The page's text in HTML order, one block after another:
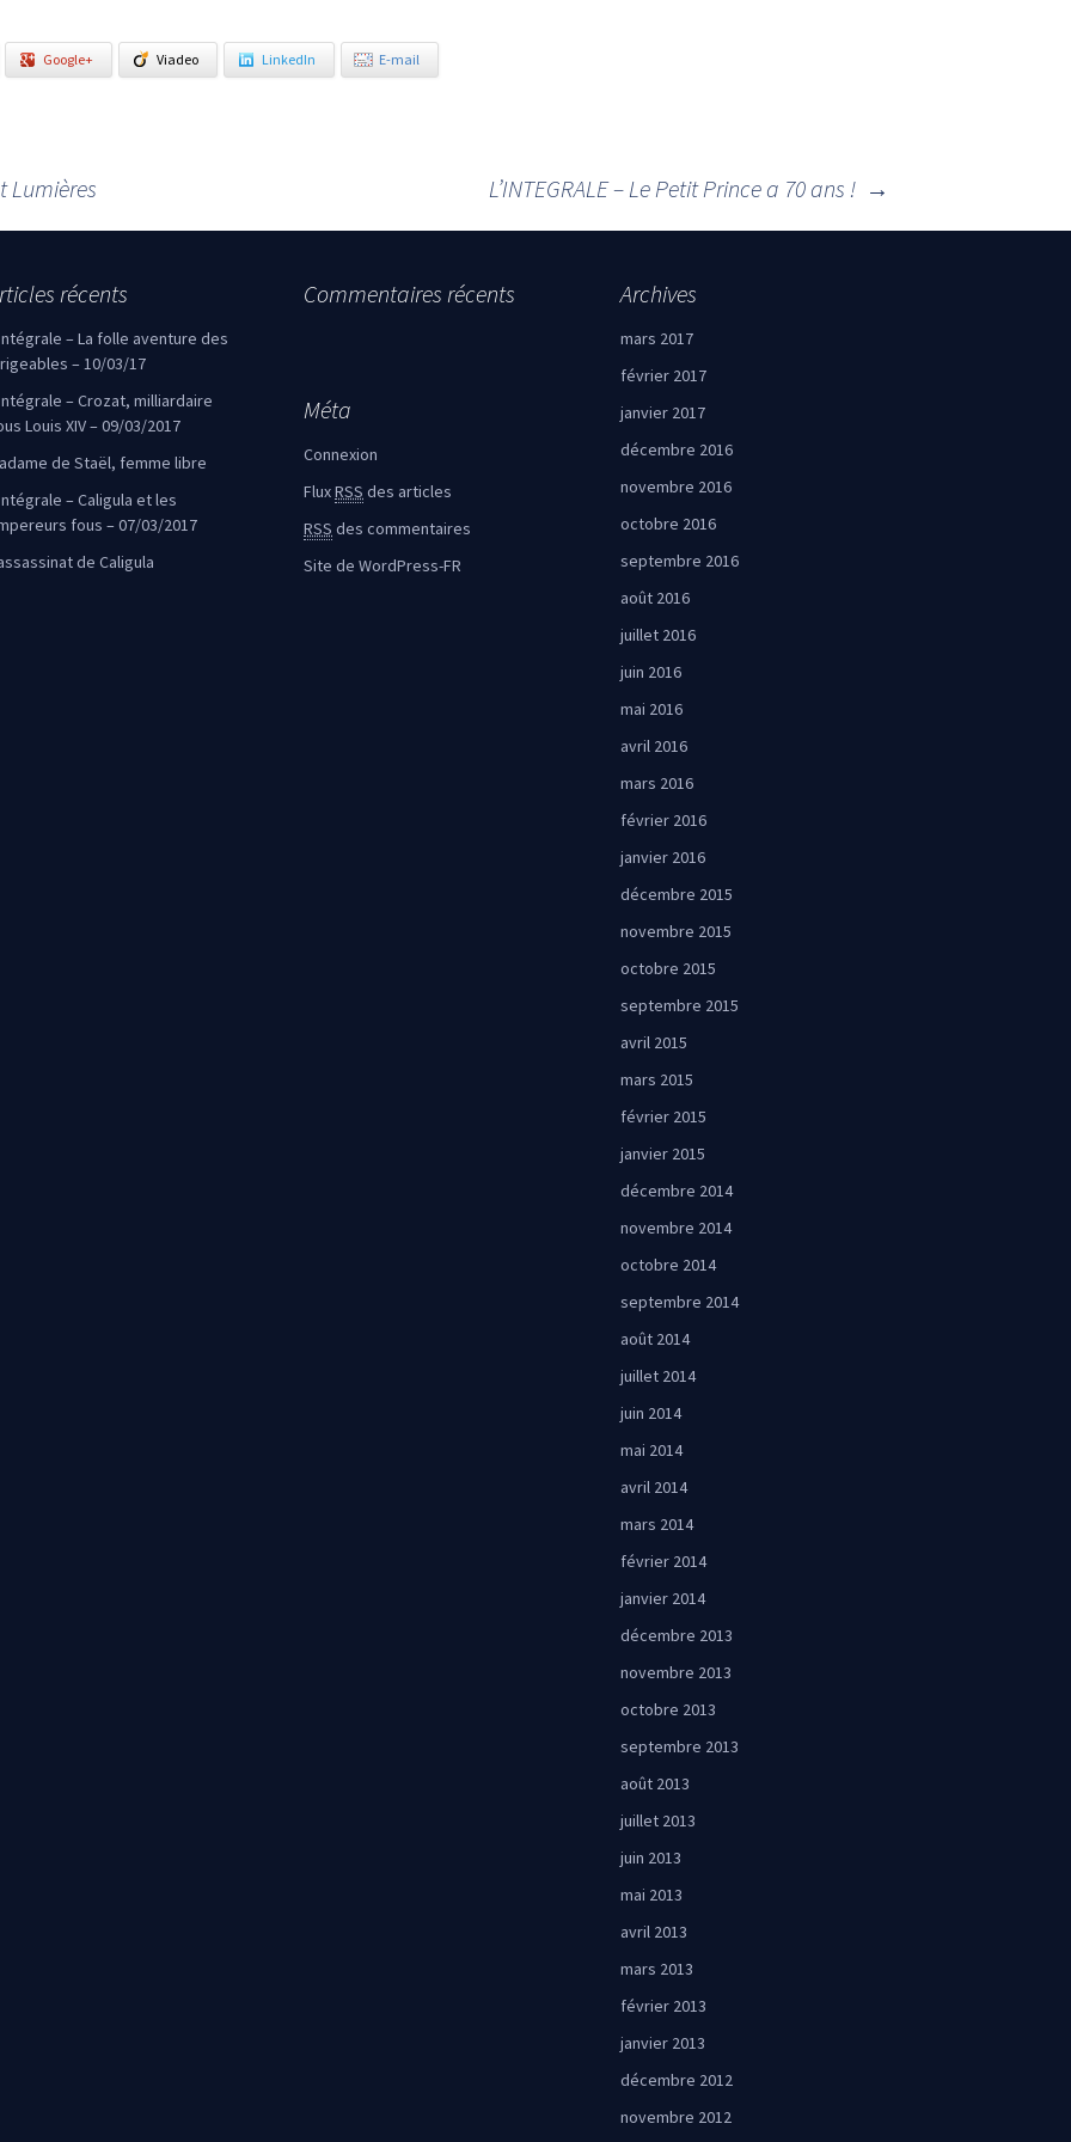
Google+ Viadeo LinkedIn E-mail
Lumières L’INTEGRALE – Le Petit Prince a 70 ans ! →
récents
– La folle aventure des
– 10/03/17
– Crozat, milliardaire
Louis XIV – 09/03/2017
de Staël, femme libre
– Caligula et les
fous – 07/03/2017
de Caligula
Commentaires récents Archives
mars 2017
février 2017
janvier 2017
décembre 2016
novembre 2016
octobre 2016
septembre 2016
août 2016
juillet 2016
juin 2016
mai 2016
avril 2016
mars 2016
février 2016
janvier 2016
décembre 2015
novembre 2015
octobre 2015
septembre 2015
avril 2015
mars 2015
février 2015
janvier 2015
décembre 2014
novembre 2014
octobre 2014
septembre 2014
août 2014
juillet 2014
juin 2014
mai 2014
avril 2014
mars 2014
février 2014
janvier 2014
décembre 2013
novembre 2013
octobre 2013
septembre 2013
août 2013
juillet 2013
juin 2013
mai 2013
avril 2013
mars 2013
février 2013
janvier 2013
décembre 2012
novembre 2012
Méta
Connexion
FluxRSS des articles
RSS des commentaires
Site de WordPress-FR